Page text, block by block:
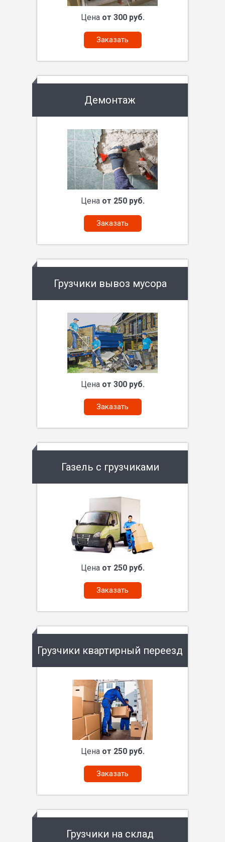
Цена от 300 руб.
Заказать
Демонтаж
Цена от 250 руб.
Заказать
Грузчики вывоз мусора
Цена от 300 руб.
Заказать
Газель с грузчиками
Цена от 250 руб.
Заказать
Грузчики квартирный переезд
Цена от 250 руб.
Заказать
Грузчики на склад